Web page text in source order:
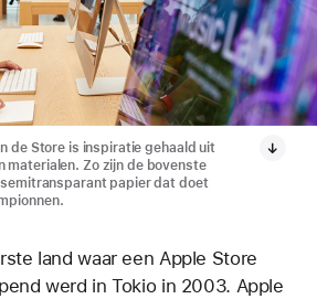
de Store is inspiratie gehaald uit
materialen. Zo zijn de bovenste
papier dat doet
land waar een Apple Store
werd in Tokio in 2003. Apple